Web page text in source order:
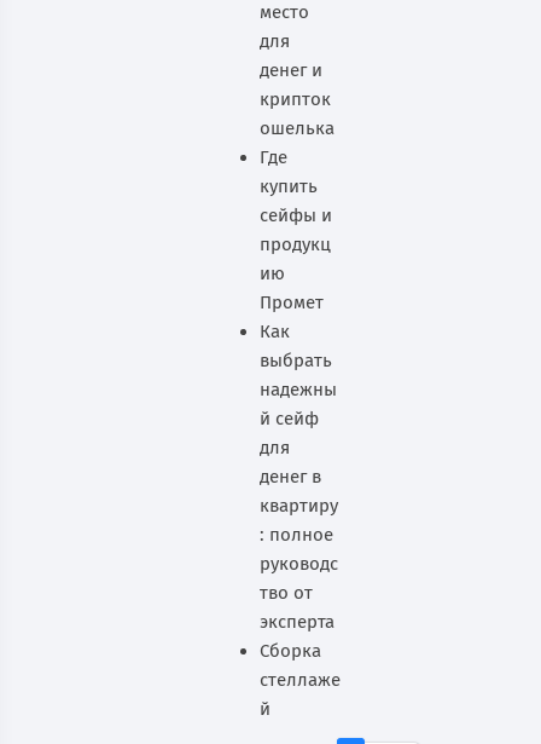
место
для
денег и
крипток
ошелька
Где
купить
сейфы и
продукц
ию
Промет
Как
выбрать
надежны
й сейф
для
денег в
квартиру
: полное
руководс
тво от
эксперта
Сборка
стеллаже
й